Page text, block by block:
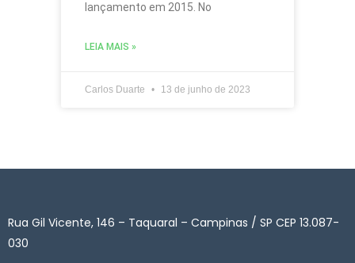
lançamento em 2015. No
LEIA MAIS »
Carlos Duarte 13 de junho de 2023
Rua Gil Vicente, 146 – Taquaral – Campinas / SP CEP 13.087-
030